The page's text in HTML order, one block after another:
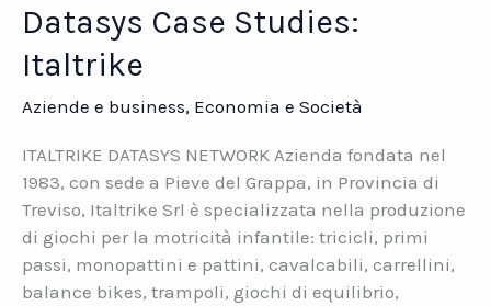
Datasys Case Studies:
Italtrike
Aziende e business, Economia e Società
ITALTRIKE DATASYS NETWORK Azienda fondata nel
1983, con sede a Pieve del Grappa, in Provincia di
Treviso, Italtrike Srl è specializzata nella produzione
di giochi per la motricità infantile: tricicli, primi
passi, monopattini e pattini, cavalcabili, carrellini,
balance bikes, trampoli, giochi di equilibrio,